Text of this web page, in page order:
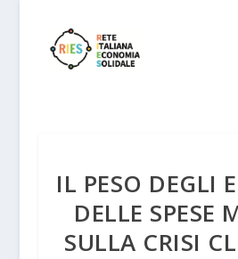
IL PESO DEGLI
DELLE SPESE
SULLA CRISI